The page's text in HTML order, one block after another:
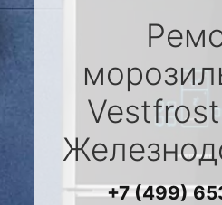
Vestfrost
+7 (499)